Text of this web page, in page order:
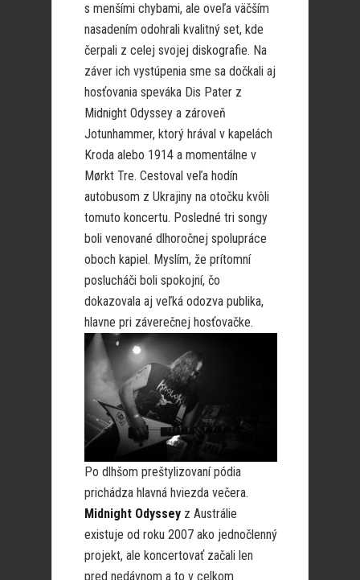
s menšími chybami, ale oveľa väčším
nasadením odohrali kvalitný set, kde
čerpali z celej svojej diskografie. Na
záver ich vystúpenia sme sa dočkali aj
hosťovania speváka Dis Pater z
Midnight Odyssey a zároveň
Jotunhammer, ktorý hrával v kapelách
Kroda alebo 1914 a momentálne v
Mørkt Tre. Cestoval veľa hodín
autobusom z Ukrajiny na otočku kvôli
tomuto koncertu. Posledné tri songy
boli venované dlhoročnej spolupráce
oboch kapiel. Myslím, že prítomní
poslucháči boli spokojní, čo
dokazovala aj veľká odozva publika,
hlavne pri záverečnej hosťovačke.
Po dlhšom preštylizovaní pódia
prichádza hlavná hviezda večera.
Midnight Odyssey z Austrálie
existuje od roku 2007 ako jednočlenný
projekt, ale koncertovať začali len
pred nedávnom a to v celkom